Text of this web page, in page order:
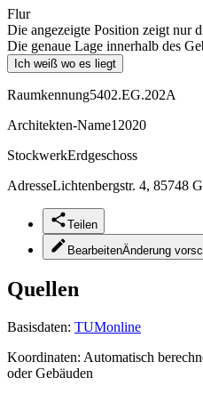
Flur
Die angezeigte Position zeigt nur
Die genaue Lage innerhalb des
Ich weiß wo es liegt
Raumkennung5402.EG.202A
Architekten-Name12020
StockwerkErdgeschoss
AdresseLichtenbergstr. 4, 85748
Teilen
BearbeitenÄnderung
Quellen
Basisdaten: TUMonline
Koordinaten: Automatisch
oder Gebäuden